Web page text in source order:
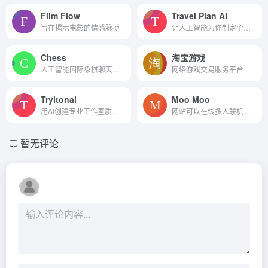
Film Flow
旨在揭示电影的情感脉搏
Travel Plan AI
Chess 淘宝游戏
网络游戏交易服务平台
Tryitonai Moo Moo
暂无评论